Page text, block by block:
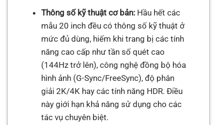
Thông số kỹ thuật cơ bản:Hầu hết các
mẫu 20 inch đều có thông số kỹ thuật ở
mức đủ dùng, hiếm khi trang bị các tính
năng cao cấp như tần số quét cao
(144Hz trở lên), công nghệ đồng bộ hóa
hình ảnh (G-Sync/FreeSync), độ phân
giải 2K/4K hay các tính năng HDR. Điều
này giới hạn khả năng sử dụng cho các
tác vụ chuyên biệt.